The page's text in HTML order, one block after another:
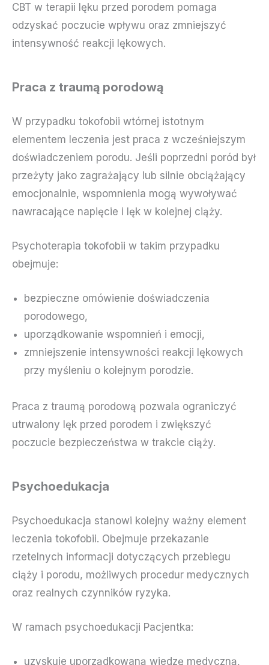
CBT w terapii lęku przed porodem pomaga
odzyskać poczucie wpływu oraz zmniejszyć
intensywność reakcji lękowych.
Praca z traumą porodową
W przypadku tokofobii wtórnej istotnym
elementem leczenia jest praca z wcześniejszym
doświadczeniem porodu. Jeśli poprzedni poród był
przeżyty jako zagrażający lub silnie obciążający
emocjonalnie, wspomnienia mogą wywoływać
nawracające napięcie i lęk w kolejnej ciąży.
Psychoterapia tokofobii w takim przypadku
obejmuje:
bezpieczne omówienie doświadczenia
porodowego,
uporządkowanie wspomnień i emocji,
zmniejszenie intensywności reakcji lękowych
przy myśleniu o kolejnym porodzie.
Praca z traumą porodową pozwala ograniczyć
utrwalony lęk przed porodem i zwiększyć
poczucie bezpieczeństwa w trakcie ciąży.
Psychoedukacja
Psychoedukacja stanowi kolejny ważny element
leczenia tokofobii. Obejmuje przekazanie
rzetelnych informacji dotyczących przebiegu
ciąży i porodu, możliwych procedur medycznych
oraz realnych czynników ryzyka.
W ramach psychoedukacji Pacjentka:
uzyskuje uporządkowaną wiedzę medyczną,